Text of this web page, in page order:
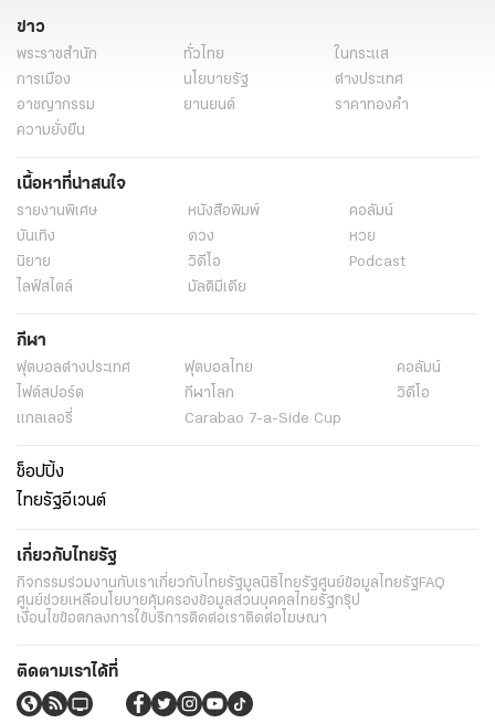
ข่าว
พระราชสำนัก ทั่วไทย
ในกระแส
การเมือง
นโยบายรัฐ
ต่างประเทศ
อาชญากรรม
ยานยนต์
ราคาทองคำ
ความยั่งยืน
เนื้อหาที่น่าสนใจ
รายงานพิเศษ หนังสือพิมพ์
คอลัมน์
บันเทิง
ดวง
หวย
นิยาย
วิดีโอ
Podcast
ไลฟ์สไตล์
มัลติมีเดีย
กีฬา
ฟุตบอลต่่างประเทศ ฟุตบอลไทย
คอลัมน์
ไฟต์สปอร์ต
กีฬาโลก
วิดีโอ
แกลเลอรี่
Carabao 7-a-Side Cup
ช็อปปิ้ง
ไทยรัฐอีเวนต์
เกี่ยวกับไทยรัฐ
กิจกรรมร่วมงานกับเราเกี่ยวกับไทยรัฐมูลนิธิไทยรัฐศูนย์ข้อมูลไทยรัฐFAQ
ศูนย์ช่วยเหลือนโยบายคุ้มครองข้อมูลส่วนบุคคลไทยรัฐกรุ๊ป
เงื่อนไขข้อตกลงการใช้บริการติดต่อเราติดต่อโฆษณา
ติดตามเราได้ที่